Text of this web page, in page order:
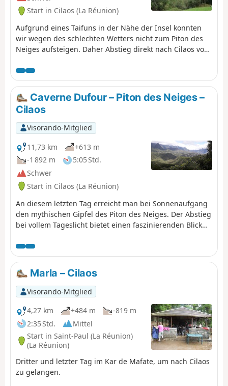
Start in Cilaos (La Réunion)
Aufgrund eines Taifuns in der Nähe der Insel konnten
wir wegen des schlechten Wetters nicht zum Piton des
Neiges aufsteigen. Daher Abstieg direkt nach Cilaos von
Caverne Dufour – Piton des Neiges –
Cilaos
Visorando-Mitglied
11,73 km
+613 m
-1 892 m
5:05 Std.
Schwer
Start in Cilaos (La Réunion)
An diesem letzten Tag erreicht man bei Sonnenaufgang
den mythischen Gipfel des Piton des Neiges. Der Abstieg
bei vollem Tageslicht bietet einen faszinierenden Blick
Vegetation bedeckt. Der lange Abstieg nach Cilaos
entlang der anderen Seite des Piton des Neiges führt
durch ein sehr interessantes Naturschutzgebiet.
Marla – Cilaos
Visorando-Mitglied
4,27 km
+484 m
-819 m
2:35 Std.
Mittel
Start in Saint-Paul (La Réunion)
(La Réunion)
Dritter und letzter Tag im Kar de Mafate, um nach Cilaos
zu gelangen.